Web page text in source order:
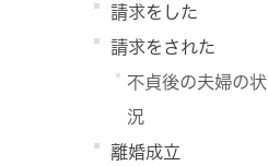
請求をした
請求をされた
不貞後の夫婦の状
況
離婚成立